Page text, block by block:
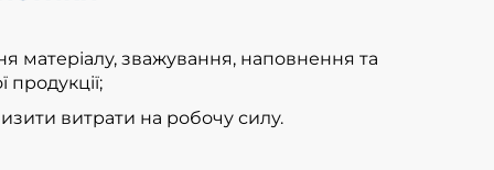
матеріалу, зважування, наповнення та
витрати на робочу силу.